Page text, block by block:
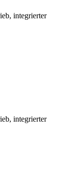
integrierter
integrierter